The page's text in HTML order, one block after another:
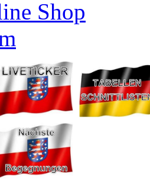
Shop